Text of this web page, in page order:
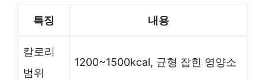
특징 내용
칼로리
범위
1200~1500kcal, 균형 잡힌 영양소